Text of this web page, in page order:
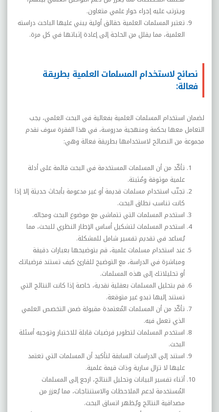
ويترتب عليه إجراء حوار علمي متعاون.
تعتبر المسلمات العلمية حقائق أولية يبني عليها الباحث دراسته
العلمية، مما يقلل من الحاجة إلى إعادة إثباتها في كل مرة.
نصائح لاستخدام المسلمات العلمية بطريقة
فعالة:
لضمان استخدام المسلمات العلمية بفعالية في البحث العلمي، يجب
التعامل معها بحكمة ومنهجية مدروسة، في هذا الفقرة سوف نقدم
مجموعة من النصائح لاستخدامها بطريقة فعالة وهي:
تأكّد من أن المسلمات المستخدمة في البحث قائمة على أدلة
علمية موثوقة ومُثبتة.
تجنّب استخدام مسلمات قديمة أو غير مدعومة بأبحاث حديثة إلا إذا
كانت تناسب نطاق البحث.
استخدم المسلمات التي تتماشى مع موضوع البحث ومجاله.
استخدم المسلمات لتشكيل أساس الإطار النظري للبحث، مما
يُساعد في تقديم تفسير شامل للمشكلة.
عند استخدام مسلمات علمية، قم بتوضيحها بعبارات دقيقة
ومباشرة في الدراسة، مع التوضيح للقارئ كيف تستند فرضياتك
أو تحليلاتك إلى هذه المسلمات.
قم بتحليل المسلمات بعقلية نقدية، خاصة إذا كانت النتائج التي
تستند إليها تبدو غير متوقعة.
تأكّد من أن المسلمات المُعتمدة مقبولة ضمن التخصص العلمي
الذي تعمل فيه.
استخدم المسلمات لتطوير فرضيات قابلة للاختبار وتوجيه أسئلة
البحث.
استند إلى الدراسات السابقة لتأكيد أن المسلمات التي تعتمد
عليها لا تزال سارية وذات قيمة علمية.
أثناء تفسير البيانات وتحليل النتائج، ارجع إلى المسلمات
المُستخدمة لدعم الملاحظات والاستنتاجات، مما يُعزز من
مصداقية النتائج ويُظهر اتساق البحث.